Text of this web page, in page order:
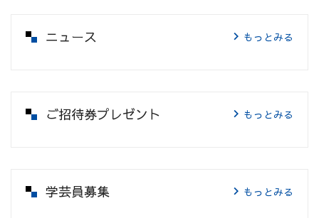
ニュース もっとみる
ご招待券プレゼント もっとみる
学芸員募集 もっとみる